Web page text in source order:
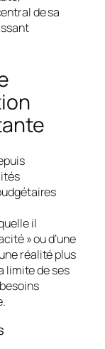
de sa
il
» ou d’une
réalité plus
limite de ses